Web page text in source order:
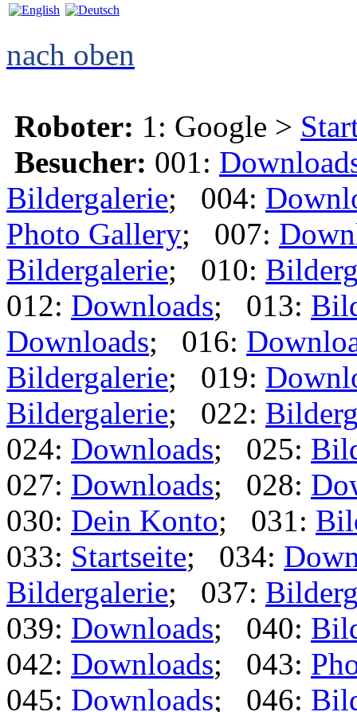
nach oben
Roboter: 1: Google >
Besucher: 001:
Bildergalerie; 004:
Photo Gallery; 007:
Bildergalerie; 010:
012: Downloads; 013:
Downloads; 016:
Bildergalerie; 019:
Bildergalerie; 022:
024: Downloads; 025:
027: Downloads; 028:
030: Dein Konto; 031:
033: Startseite; 034:
Bildergalerie; 037:
039: Downloads; 040:
042: Downloads; 043:
045: Downloads; 046: